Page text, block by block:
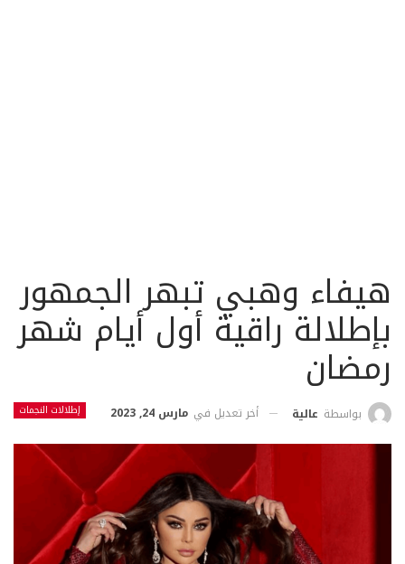
هيفاء وهبي تبهر الجمهور
بإطلالة راقية أول أيام شهر
رمضان
إطلالات النجمات بواسطة عالية أخر تعديل في مارس 24, 2023